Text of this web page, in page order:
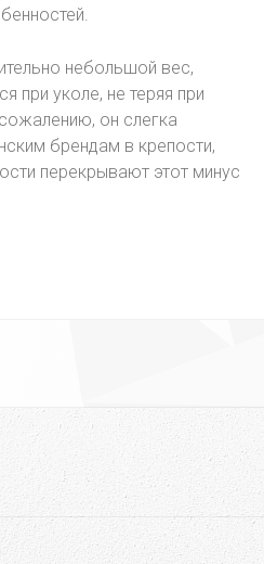
небольшой вес,
при уколе, не теряя при
он слегка
брендам в крепости,
перекрывают этот минус